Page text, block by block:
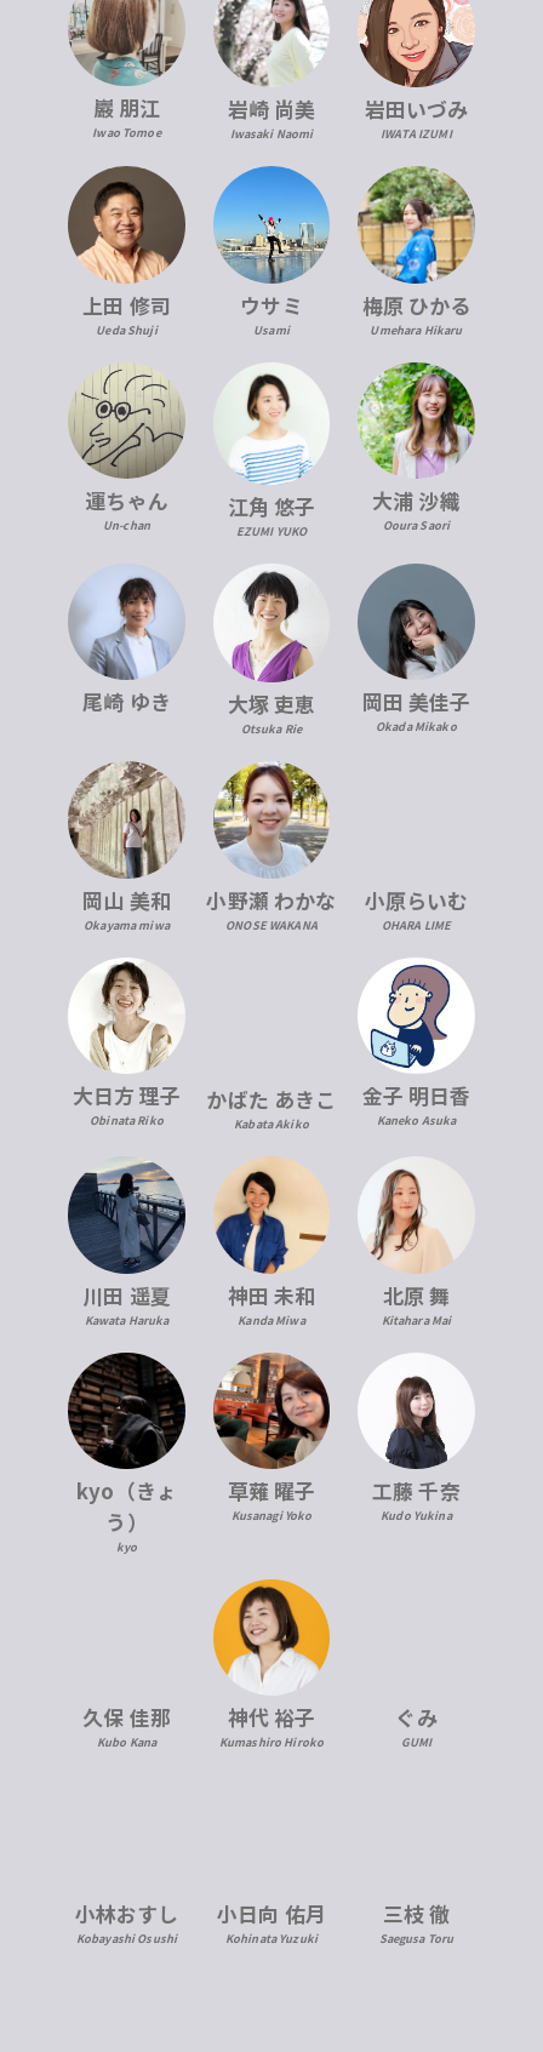
巖 朋江
Iwao Tomoe
岩崎 尚美
Iwasaki Naomi
岩田いづみ
IWATA IZUMI
上田 修司
Ueda Shuji
ウサミ
Usami
梅原 ひかる
Umehara Hikaru
運ちゃん
Un-chan
江角 悠子
EZUMI YUKO
大浦 沙織
Ooura Saori
尾崎 ゆき 大塚 吏恵
Otsuka Rie
岡田 美佳子
Okada Mikako
岡山 美和
Okayama miwa
小野瀬 わかな
ONOSE WAKANA
小原らいむ
OHARA LIME
大日方 理子
Obinata Riko
かばた あきこ
Kabata Akiko
金子 明日香
Kaneko Asuka
川田 遥夏
Kawata Haruka
神田 未和
Kanda Miwa
北原 舞
Kitahara Mai
kyo（きょ
う）
kyo
草薙 曜子
Kusanagi Yoko
工藤 千奈
Kudo Yukina
久保 佳那
Kubo Kana
神代 裕子
Kumashiro Hiroko
ぐみ
GUMI
小林おすし
Kobayashi Osushi
小日向 佑月
Kohinata Yuzuki
三枝 徹
Saegusa Toru